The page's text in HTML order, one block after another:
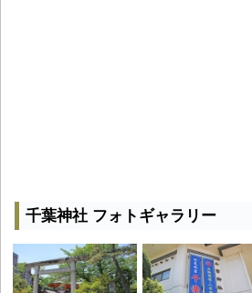
千葉神社 フォトギャラリー